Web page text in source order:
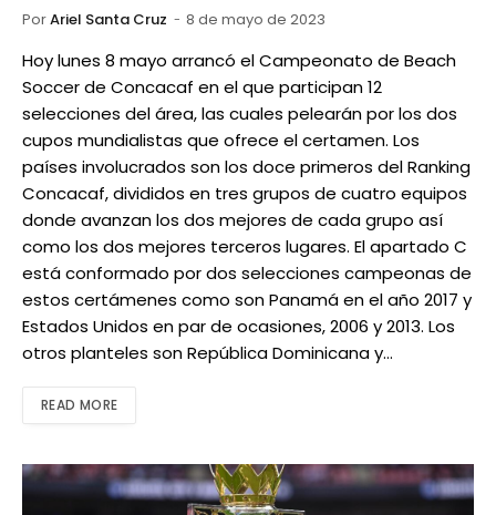
PorAriel Santa Cruz 8 de mayo de 2023
Hoy lunes 8 mayo arrancó el Campeonato de Beach
Soccer de Concacaf en el que participan 12
selecciones del área, las cuales pelearán por los dos
cupos mundialistas que ofrece el certamen. Los
países involucrados son los doce primeros del Ranking
Concacaf, divididos en tres grupos de cuatro equipos
donde avanzan los dos mejores de cada grupo así
como los dos mejores terceros lugares. El apartado C
está conformado por dos selecciones campeonas de
estos certámenes como son Panamá en el año 2017 y
Estados Unidos en par de ocasiones, 2006 y 2013. Los
otros planteles son República Dominicana y…
READ MORE